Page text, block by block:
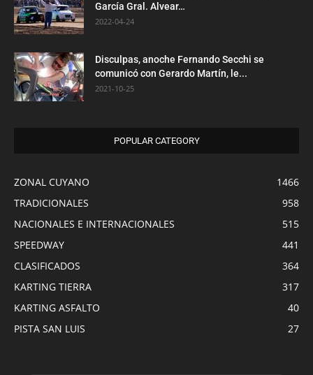
García Gral. Alvear…
2022-04-24
Disculpas, anoche Fernando Secchi se
comunicó con Gerardo Martín, le...
2021-10-25
POPULAR CATEGORY
ZONAL CUYANO
1466
TRADICIONALES
958
NACIONALES E INTERNACIONALES
515
SPEEDWAY
441
CLASIFICADOS
364
KARTING TIERRA
317
KARTING ASFALTO
40
PISTA SAN LUIS
27